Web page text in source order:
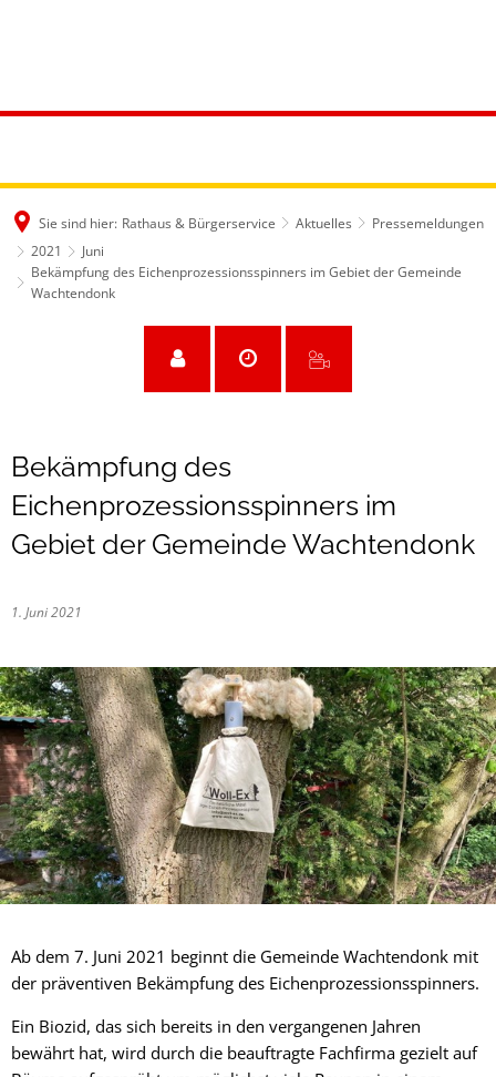
Sie sind hier: Rathaus & Bürgerservice Aktuelles
Pressemeldungen
2021
Juni
Bekämpfung des Eichenprozessionsspinners im Gebiet der Gemeinde
Wachtendonk
Bekämpfung des
Eichenprozessionsspinners im
Gebiet der Gemeinde Wachtendonk
1. Juni 2021
Ab dem 7. Juni 2021 beginnt die Gemeinde Wachtendonk mit
der präventiven Bekämpfung des Eichenprozessionsspinners.
Ein Biozid, das sich bereits in den vergangenen Jahren
bewährt hat, wird durch die beauftragte Fachfirma gezielt auf